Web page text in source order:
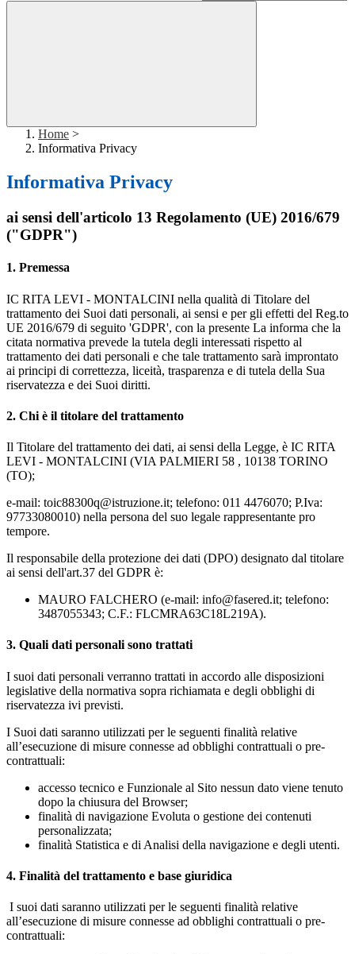
Home >
Informativa Privacy
Informativa Privacy
ai sensi dell'articolo 13 Regolamento (UE) 2016/679
("GDPR")
1. Premessa
IC RITA LEVI - MONTALCINI nella qualità di Titolare del
trattamento dei Suoi dati personali, ai sensi e per gli effetti del Reg.to
UE 2016/679 di seguito 'GDPR', con la presente La informa che la
citata normativa prevede la tutela degli interessati rispetto al
trattamento dei dati personali e che tale trattamento sarà improntato
ai principi di correttezza, liceità, trasparenza e di tutela della Sua
riservatezza e dei Suoi diritti.
2. Chi è il titolare del trattamento
Il Titolare del trattamento dei dati, ai sensi della Legge, è IC RITA
LEVI - MONTALCINI (VIA PALMIERI 58 , 10138 TORINO
(TO);
e-mail: toic88300q@istruzione.it; telefono: 011 4476070; P.Iva:
97733080010) nella persona del suo legale rappresentante pro
tempore.
Il responsabile della protezione dei dati (DPO) designato dal titolare
ai sensi dell'art.37 del GDPR è:
MAURO FALCHERO (e-mail: info@fasered.it; telefono:
3487055343; C.F.: FLCMRA63C18L219A).
3. Quali dati personali sono trattati
I suoi dati personali verranno trattati in accordo alle disposizioni
legislative della normativa sopra richiamata e degli obblighi di
riservatezza ivi previsti.
I Suoi dati saranno utilizzati per le seguenti finalità relative
all’esecuzione di misure connesse ad obblighi contrattuali o pre-
contrattuali:
accesso tecnico e Funzionale al Sito nessun dato viene tenuto
dopo la chiusura del Browser;
finalità di navigazione Evoluta o gestione dei contenuti
personalizzata;
finalità Statistica e di Analisi della navigazione e degli utenti.
4. Finalità del trattamento e base giuridica
I suoi dati saranno utilizzati per le seguenti finalità relative
all’esecuzione di misure connesse ad obblighi contrattuali o pre-
contrattuali: